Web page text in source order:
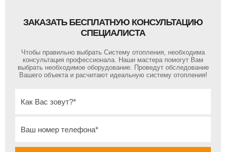
ЗАКАЗАТЬ БЕСПЛАТНУЮ КОНСУЛЬТАЦИЮ
СПЕЦИАЛИСТА
Чтобы правильно выбрать Систему отопления, необходима
консультация профессионала. Наши мастера помогут Вам
выбрать необходимое оборудование. Проведут обследование
Вашего объекта и расчитают идеальную систему отопления!